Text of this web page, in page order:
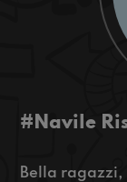
#Navile
Bella